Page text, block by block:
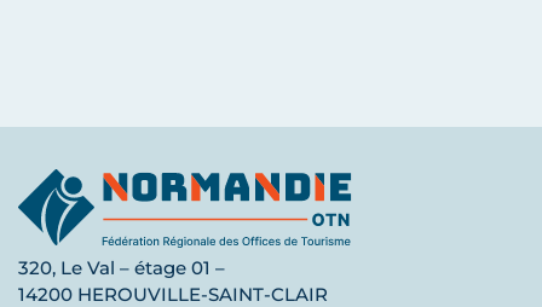
320, Le Val – étage 01 –
14200 HEROUVILLE-SAINT-CLAIR